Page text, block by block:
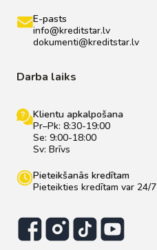
E-pasts
info@kreditstar.lv
dokumenti@kreditstar.lv
Darba laiks
Klientu apkalpošana
Pr–Pk: 8:30-19:00
Se: 9:00-18:00
Sv: Brīvs
Pieteikšanās kredītam
Pieteikties kredītam var 24/7